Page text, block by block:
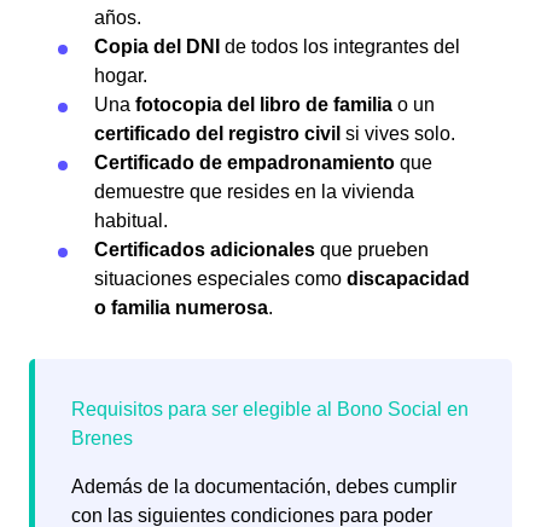
años.
Copia del DNI
de todos los integrantes del
hogar.
Una fotocopia del libro de familia o un
certificado del registro civil si vives solo.
Certificado de empadronamiento que
demuestre que resides en la vivienda
habitual.
Certificados adicionales que prueben
situaciones especiales como discapacidad
o familia numerosa.
Además de la documentación, debes cumplir
con las siguientes condiciones para poder